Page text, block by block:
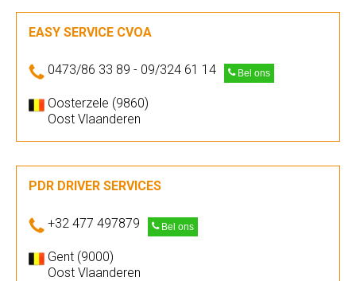
EASY SERVICE CVOA
0473/86 33 89 - 09/324 61 14 Bel ons
Oosterzele (9860)
Oost Vlaanderen
PDR DRIVER SERVICES
+32 477 497879 Bel ons
Gent (9000)
Oost Vlaanderen